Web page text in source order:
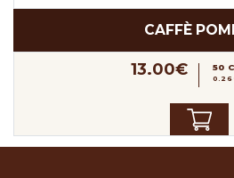
CAFFÈ
13.00€ 50
0.26